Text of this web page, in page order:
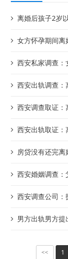
离婚后孩子2岁
女方怀孕期间
西安私家调查
西安出轨调查
西安调查取证：
西安出轨取证
房贷没有还完
西安婚姻调查
西安调查公司
男方出轨男方
<< 1